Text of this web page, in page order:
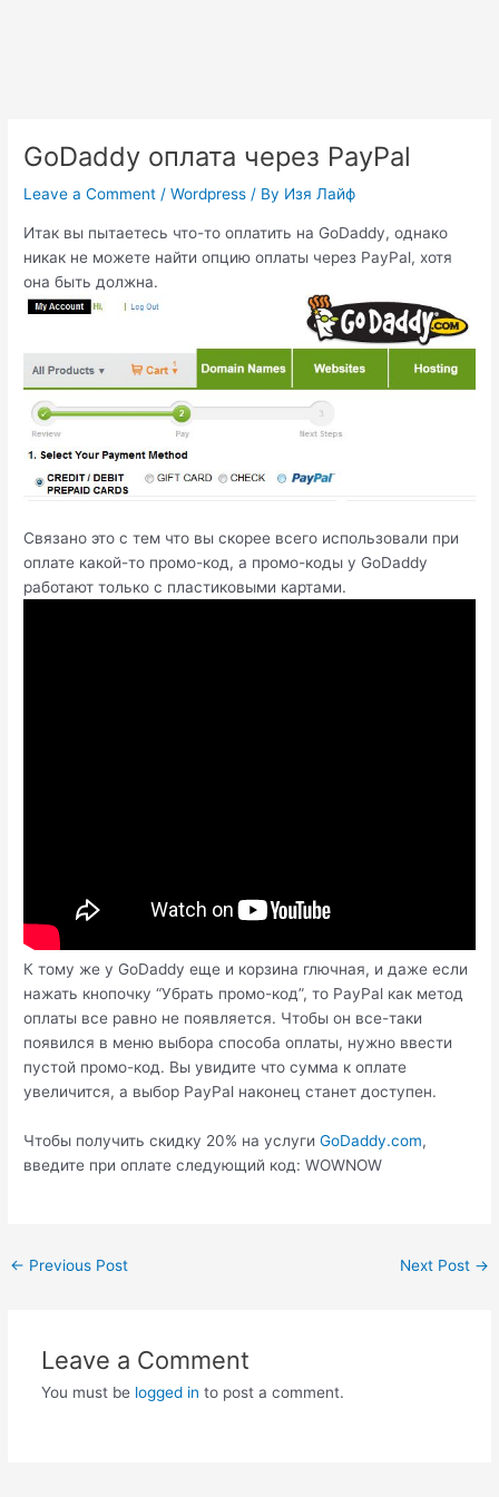
GoDaddy оплата через PayPal
Leave a Comment /Wordpress / By Изя Лайф
Итак вы пытаетесь что-то оплатить на GoDaddy, однако
никак не можете найти опцию оплаты через PayPal, хотя
она быть должна.
Связано это с тем что вы скорее всего использовали при
оплате какой-то промо-код, а промо-коды у GoDaddy
работают только с пластиковыми картами.
К тому же у GoDaddy еще и корзина глючная, и даже если
нажать кнопочку “Убрать промо-код”, то PayPal как метод
оплаты все равно не появляется. Чтобы он все-таки
появился в меню выбора способа оплаты, нужно ввести
пустой промо-код. Вы увидите что сумма к оплате
увеличится, а выбор PayPal наконец станет доступен.
Чтобы получить скидку 20% на услугиGoDaddy.com,
введите при оплате следующий код: WOWNOW
Post
← Previous Post Next Post →
Leave a Comment
You must be logged in to post a comment.